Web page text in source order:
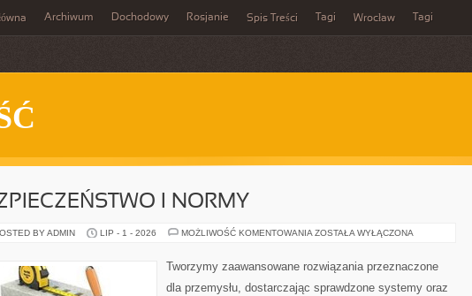
Archiwum Dochodowy Rosjanie Spis Treści Tagi Wrocław Tagi
I NORMY
BY ADMIN LIP - 1 - 2026 MOŻLIWOŚĆ KOMENTOWANIA BEZPIECZEŃSTWO
ZOSTAŁA WYŁĄCZONA
Tworzymy zaawansowane rozwiązania przeznaczone
dla przemysłu, dostarczając sprawdzone systemy oraz